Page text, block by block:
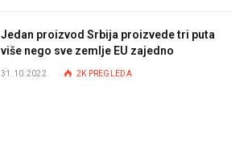
Jedan proizvod Srbija proizvede tri puta
više nego sve zemlje EU zajedno
31.10.2022. 2K PREGLEDA